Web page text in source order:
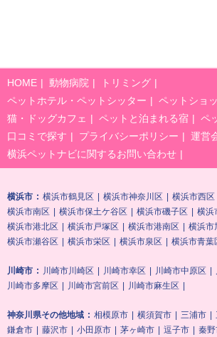
HOME 動物病院
トリミング
ペットホテル・ペットシッター
ペットショ
猫・ドッグカフェ
ペットと泊まれる宿
ペ
口コミで探す
プライバシーポリシー
運営
横浜ペットナビに関するお問い合わせ
横浜市 横浜市鶴見区 横浜市神奈川区 横浜市西区
横浜市南区
横浜市保土ケ谷区 横浜市磯子区
横浜
横浜市港北区
横浜市戸塚区 横浜市港南区 横浜市
横浜市瀬谷区
横浜市栄区 横浜市泉区 横浜市青葉
川崎市 川崎市川崎区 川崎市幸区 川崎市中原区
川崎市多摩区
川崎市宮前区 川崎市麻生区
神奈川県その他地域 相模原市 横須賀市 三浦市
鎌倉市
藤沢市 小田原市 茅ヶ崎市 逗子市 秦